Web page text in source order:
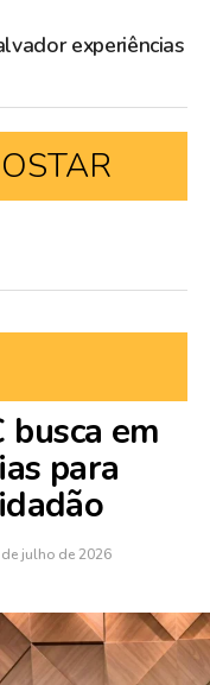
experiências
em
para
julho de 2026